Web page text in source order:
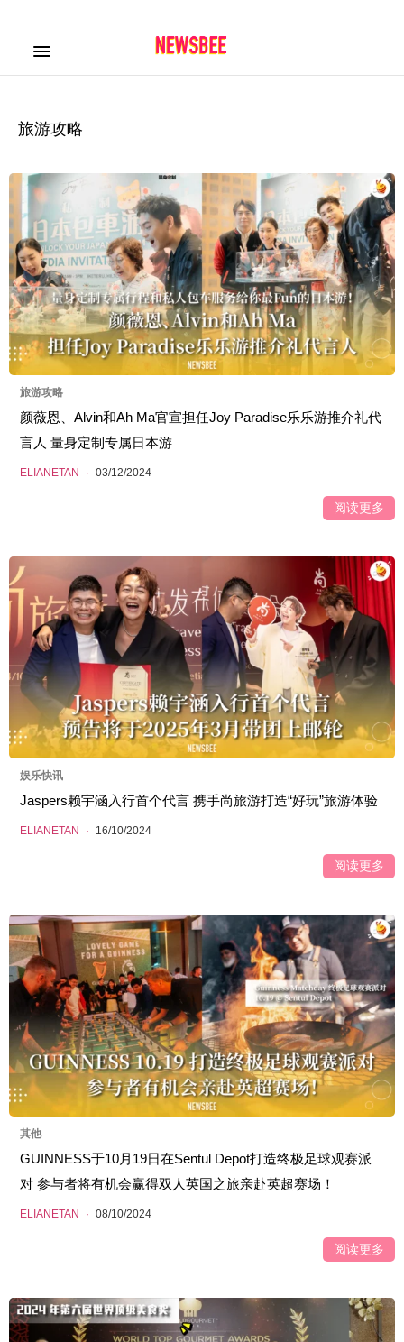
旅游攻略
旅游攻略
颜薇恩、Alvin和Ah Ma官宣担任Joy Paradise乐乐游推介礼代
言人 量身定制专属日本游
ELIANETAN · 03/12/2024
阅读更多
娱乐快讯
Jaspers赖宇涵入行首个代言 携手尚旅游打造“好玩”旅游体验
ELIANETAN · 16/10/2024
阅读更多
其他
GUINNESS于10月19日在Sentul Depot打造终极足球观赛派
对 参与者将有机会赢得双人英国之旅亲赴英超赛场！
ELIANETAN · 08/10/2024
阅读更多